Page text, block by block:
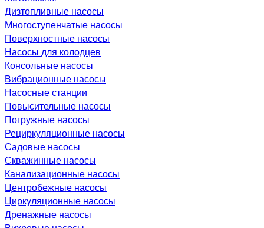
Дизтопливные насосы
Многоступенчатые насосы
Поверхностные насосы
Насосы для колодцев
Консольные насосы
Вибрационные насосы
Насосные станции
Повысительные насосы
Погружные насосы
Рециркуляционные насосы
Садовые насосы
Скважинные насосы
Канализационные насосы
Центробежные насосы
Циркуляционные насосы
Дренажные насосы